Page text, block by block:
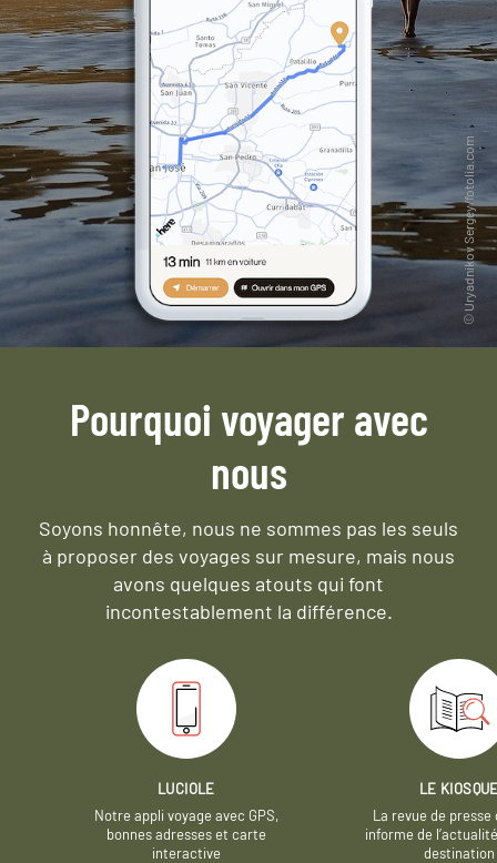
Pourquoi voyager avec
nous
Soyons honnête, nous ne sommes pas les seuls
à proposer des voyages sur mesure, mais nous
avons quelques atouts qui font
incontestablement la différence.
LUCIOLE
Notre appli voyage avec GPS,
bonnes adresses et carte
interactive
LE
La revue de presse
informe de
destination